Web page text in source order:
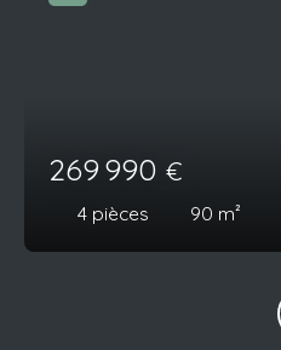
269 990 €
4 pièces 90 m²